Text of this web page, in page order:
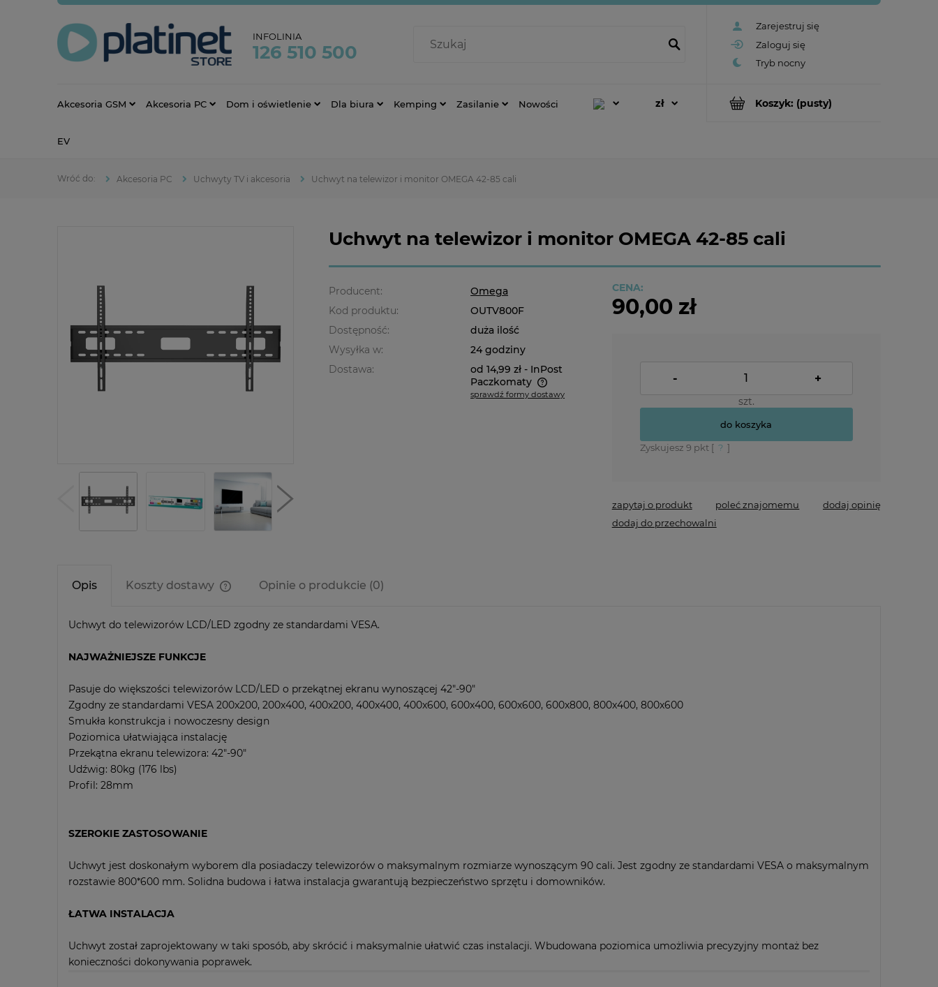
Zarejestruj się
Zaloguj się
INFOLINIA
126 510 500
Koszyk: (pusty)
Akcesoria GSM Akcesoria PC Dom i oświetlenie Dla biura Kemping Zasilanie Nowości
EV
Akcesoria PC Uchwyty TV i akcesoria Uchwyt na telewizor i monitor OMEGA 42-85 cali
Uchwyt na telewizor i monitor OMEGA 42-85 cali
Producent:
Omega
Kod produktu:
OUTV800F
Dostępność:
duża ilość
Wysyłka w:
24 godziny
Dostawa:
od 14,99 zł - InPost
Paczkomaty
sprawdź formy dostawy
CENA:
90,00 zł
- +
szt.
do koszyka
Zyskujesz 9 pkt [ ? ]
zapytaj o produkt poleć znajomemu
dodaj opinię
dodaj do przechowalni
Opis Koszty dostawy
kosztów płatności
Opinie o produkcie (0)
Uchwyt do telewizorów LCD/LED zgodny ze standardami VESA.
NAJWAŻNIEJSZE FUNKCJE
Pasuje do większości telewizorów LCD/LED o przekątnej ekranu wynoszącej 42"-90"
Zgodny ze standardami VESA 200x200, 200x400, 400x200, 400x400, 400x600, 600x400, 600x600, 600x800, 800x400, 800x600
Smukła konstrukcja i nowoczesny design
Poziomica ułatwiająca instalację
Przekątna ekranu telewizora: 42"-90"
Udźwig: 80kg (176 lbs)
Profil: 28mm
SZEROKIE ZASTOSOWANIE
Uchwyt jest doskonałym wyborem dla posiadaczy telewizorów o maksymalnym rozmiarze wynoszącym 90 cali. Jest zgodny ze standardami VESA o maksymalnym
rozstawie 800*600 mm. Solidna budowa i łatwa instalacja gwarantują bezpieczeństwo sprzętu i domowników.
ŁATWA INSTALACJA
Uchwyt został zaprojektowany w taki sposób, aby skrócić i maksymalnie ułatwić czas instalacji. Wbudowana poziomica umożliwia precyzyjny montaż bez
konieczności dokonywania poprawek.